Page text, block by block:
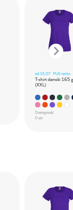
od 15,07 PLN netto
T-shirt damski 165
(XXL)
Dostępność
0 szt.